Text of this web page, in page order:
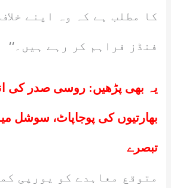
کا مطلب ہے کہ وہ اپنے
فنڈز فراہم کر رہے ہیں۔‘‘
یہ بھی پڑھیں: روسی صدر کی
بھارتیوں کی پوجاپاٹ، سوشل
تبصرے
متوقع معاہدے کو یورپی